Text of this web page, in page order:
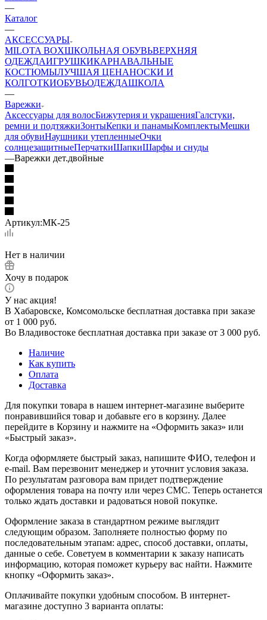
—
Каталог
—
АКСЕССУАРЫ
MILOTA BOXШКОЛЬНАЯ ОБУВЬВЕРХНЯЯ
ОДЕЖДАИГРУШКИКАРНАВАЛЬНЫЕ
КОСТЮМЫЛУЧШАЯ ЦЕНАНОСКИ И
КОЛГОТКИОБУВЬОДЕЖДАШКОЛА
—
Варежки
Аксессуары для волосБижутерия и украшенияГалстуки,
ремни и подтяжкиЗонтыКепки и панамыКомплектыМешки
для обувиНаушники утепленныеОчки
солнцезащитныеПерчаткиШапкиШарфы и снуды
—Варежки дет.двойные
Артикул:МК-25
Нет в наличии
Хочу в подарок
У нас акция!
В Хабаровске, Комсомольске бесплатная доставка при заказе
от 1 000 руб.
Во Владивостоке бесплатная доставка при заказе от 3 000 руб.
Наличие
Как купить
Оплата
Доставка
Для покупки товара в нашем интернет-магазине выберите
понравившийся товар и добавьте его в корзину. Далее
перейдите в Корзину и нажмите на «Оформить заказ» или
«Быстрый заказ».
Когда оформляете быстрый заказ, напишите ФИО, телефон и
e-mail. Вам перезвонит менеджер и уточнит условия заказа.
По результатам разговора вам придет подтверждение
оформления товара на почту или через СМС. Теперь останется
только ждать доставки и радоваться новой покупке.
Оформление заказа в стандартном режиме выглядит
следующим образом. Заполняете полностью форму по
последовательным этапам: адрес, способ доставки, оплаты,
данные о себе. Советуем в комментарии к заказу написать
информацию, которая поможет курьеру вас найти. Нажмите
кнопку «Оформить заказ».
Оплачивайте покупки удобным способом. В интернет-
магазине доступно 3 варианта оплаты: